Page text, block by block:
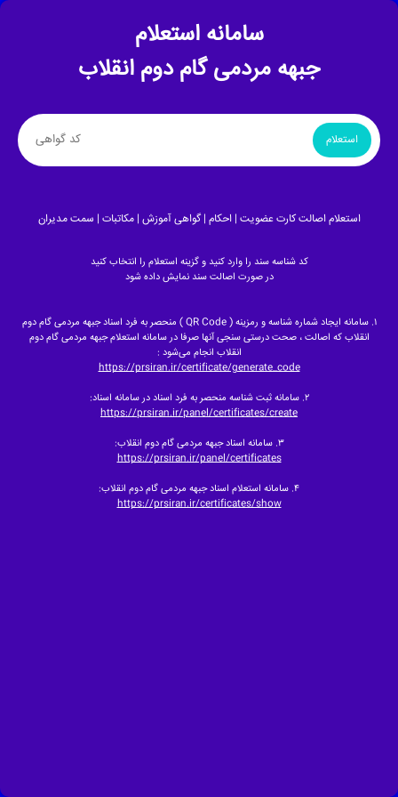
سامانه استعلام
جبهه مردمی گام دوم انقلاب
استعلام
استعلام اصالت کارت عضویت | احکام | گواهی آموزش | مکاتبات | سمت مدیران
کد شناسه سند را وارد کنید و گزینه استعلام را انتخاب کنید
در صورت اصالت سند نمایش داده شود
۱. سامانه ایجاد شماره شناسه و رمزینه ( QR Code ) منحصر به فرد اسناد جبهه مردمی گام دوم
انقلاب که اصالت ، صحت درستی سنجی آنها صرفا در سامانه استعلام جبهه مردمی گام دوم
انقلاب انجام می‌شود :
https://prsiran.ir/certificate/generate_code
۲. سامانه ثبت شناسه منحصر به فرد اسناد در سامانه اسناد:
https://prsiran.ir/panel/certificates/create
۳. سامانه اسناد جبهه مردمی گام دوم انقلاب:
https://prsiran.ir/panel/certificates
۴. سامانه استعلام اسناد جبهه مردمی گام دوم انقلاب:
https://prsiran.ir/certificates/show